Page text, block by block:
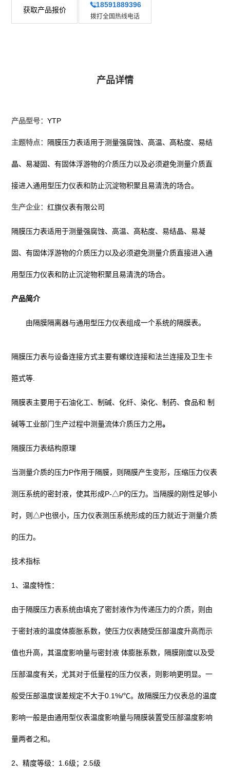
获取产品报价
18591889396
拨打全国热线电话
产品详情
产品型号：YTP
主题特点： 隔膜压力表适用于测量强腐蚀、高温、高粘度、易结
晶、易凝固、有固体浮游物的介质压力以及必须避免测量介质直
接进入通用型压力仪表和防止沉淀物积聚且易清洗的场合。
生产企业：红旗仪表有限公司
隔膜压力表适用于测量强腐蚀、高温、高粘度、易结晶、易凝
固、有固体浮游物的介质压力以及必须避免测量介质直接进入通
用型压力仪表和防止沉淀物积聚且易清洗的场合。
产品简介
由隔膜隔离器与通用型压力仪表组成一个系统的隔膜表。
隔膜压力表与设备连接方式主要有螺纹连接和法兰连接及卫生卡
箍式等.
隔膜表主要用于石油化工、制碱、化纤、染化、制药、食品和 制
碱等工业部门生产过程中测量流体介质压力之用。
隔膜压力表结构原理
当测量介质的压力P作用于隔膜，则隔膜产生变形，压缩压力仪表
测压系统的密封液，使其形成P-△P的压力。当隔膜的刚性足够小
时，则△P也很小，压力仪表测压系统形成的压力就近于测量介质
的压力。
技术指标
1、温度特性：
由于隔膜压力表系统由填充了密封液作为传递压力的介质，则由
于密封液的温度体膨胀系数，使压力仪表随受压部温度升高而示
值也升高，其温度影响量与密封液 体膨胀系数，隔膜刚度以及受
压部温度有关，尤其对于低量程的压力仪表，则影响更明显。一
般受压部温度误差规定不大于0.1%/℃。故隔膜压力仪表总的温度
影响一般是由通用型仪表温度影响量与隔膜装置受压部温度影响
量两者之和。
2、精度等级：1.6级；2.5级